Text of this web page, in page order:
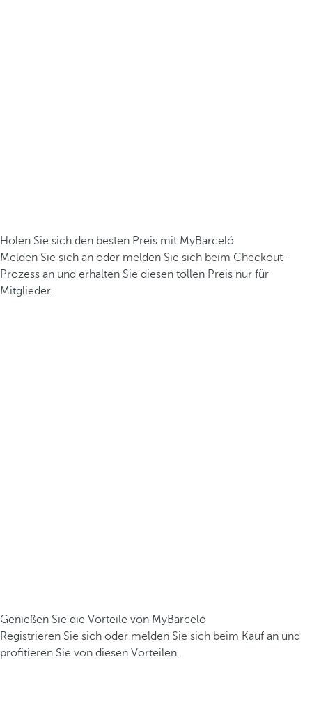
Holen Sie sich den besten Preis mit MyBarceló
Melden Sie sich an oder melden Sie sich beim Checkout-
Prozess an und erhalten Sie diesen tollen Preis nur für
Mitglieder.
Genießen Sie die Vorteile von MyBarceló
Registrieren Sie sich oder melden Sie sich beim Kauf an und
profitieren Sie von diesen Vorteilen.